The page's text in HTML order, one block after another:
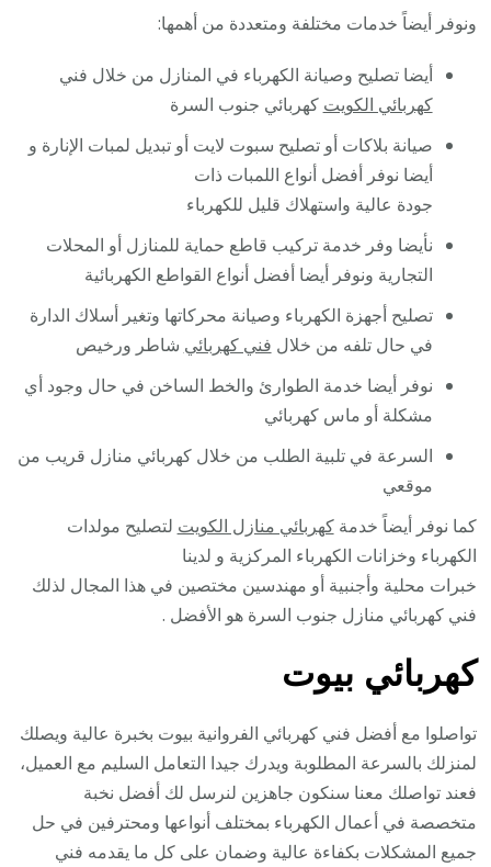
ونوفر أيضاً خدمات مختلفة ومتعددة من أهمها:
أيضا تصليح وصيانة الكهرباء في المنازل من خلال فني
كهربائي الكويت كهربائي جنوب السرة
صيانة بلاكات أو تصليح سبوت لايت أو تبديل لمبات الإنارة و
أيضا نوفر أفضل أنواع اللمبات ذات
جودة عالية واستهلاك قليل للكهرباء
نأيضا وفر خدمة تركيب قاطع حماية للمنازل أو المحلات
التجارية ونوفر أيضا أفضل أنواع القواطع الكهربائية
تصليح أجهزة الكهرباء وصيانة محركاتها وتغير أسلاك الدارة
في حال تلفه من خلال فني كهربائي شاطر ورخيص
نوفر أيضا خدمة الطوارئ والخط الساخن في حال وجود أي
مشكلة أو ماس كهربائي
السرعة في تلبية الطلب من خلال كهربائي منازل قريب من
موقعي
كما نوفر أيضاً خدمةكهربائي منازل الكويت لتصليح مولدات
الكهرباء وخزانات الكهرباء المركزية و لدينا
خبرات محلية وأجنبية أو مهندسين مختصين في هذا المجال لذلك
فني كهربائي منازل جنوب السرة هو الأفضل .
كهربائي بيوت
تواصلوا مع أفضل فني كهربائي الفروانية بيوت بخبرة عالية ويصلك
لمنزلك بالسرعة المطلوبة ويدرك جيدا التعامل السليم مع العميل،
فعند تواصلك معنا سنكون جاهزين لنرسل لك أفضل نخبة
متخصصة في أعمال الكهرباء بمختلف أنواعها ومحترفين في حل
جميع المشكلات بكفاءة عالية وضمان على كل ما يقدمه فني